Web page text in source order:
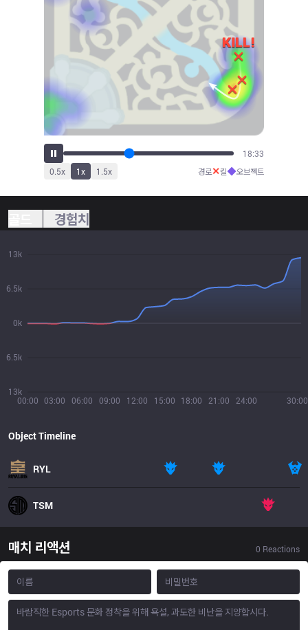
20:28
0.5x 1x 1.5x 경로✕킬◆오브젝트
경험치
00:00 03:00 06:00 09:00 12:00 15:00 18:00 21:00 24:00 30:00
13k
6.5k
0k
6.5k
13k
Object Timeline
RYL
TSM
매치 리액션 0 Reactions